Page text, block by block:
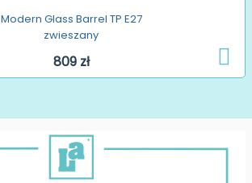
Modern Glass Barrel TP E27
zwieszany
809 zł